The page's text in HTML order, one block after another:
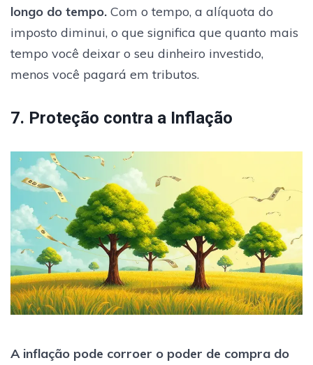
longo do tempo. Com o tempo, a alíquota do
imposto diminui, o que significa que quanto mais
tempo você deixar o seu dinheiro investido,
menos você pagará em tributos.
7. Proteção contra a Inflação
A inflação pode corroer o poder de compra do